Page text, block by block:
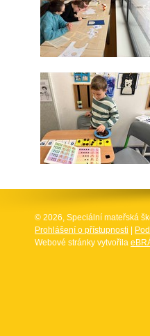
© 2026, Speciální mateřská
Prohlášení o přístupnosti
Webové stránky vytvořila